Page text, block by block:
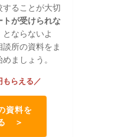
ることが大切
トが受けられな
とならないよ
所の資料をま
ましょう。
もらえる／
資料を
＞